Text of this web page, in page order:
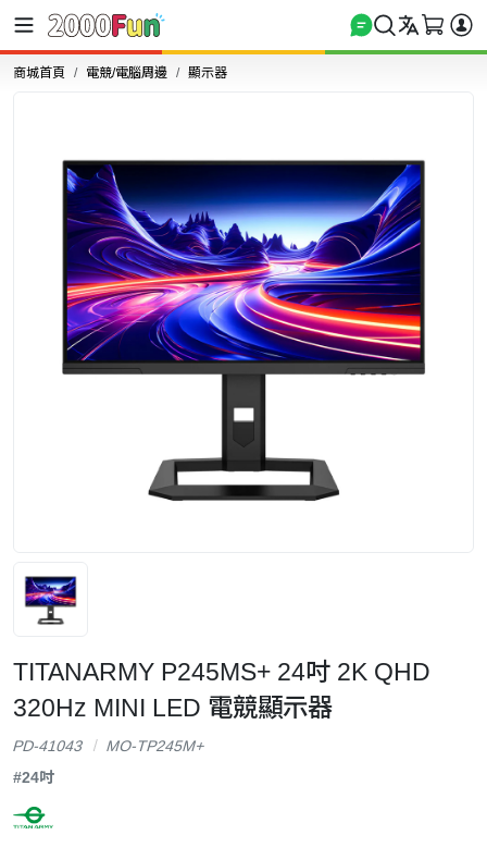
商城首頁 電競/電腦周邊 顯示器
TITANARMY P245MS+ 24吋 2K QHD
320Hz MINI LED 電競顯示器
PD-41043
MO-TP245M+
#24吋